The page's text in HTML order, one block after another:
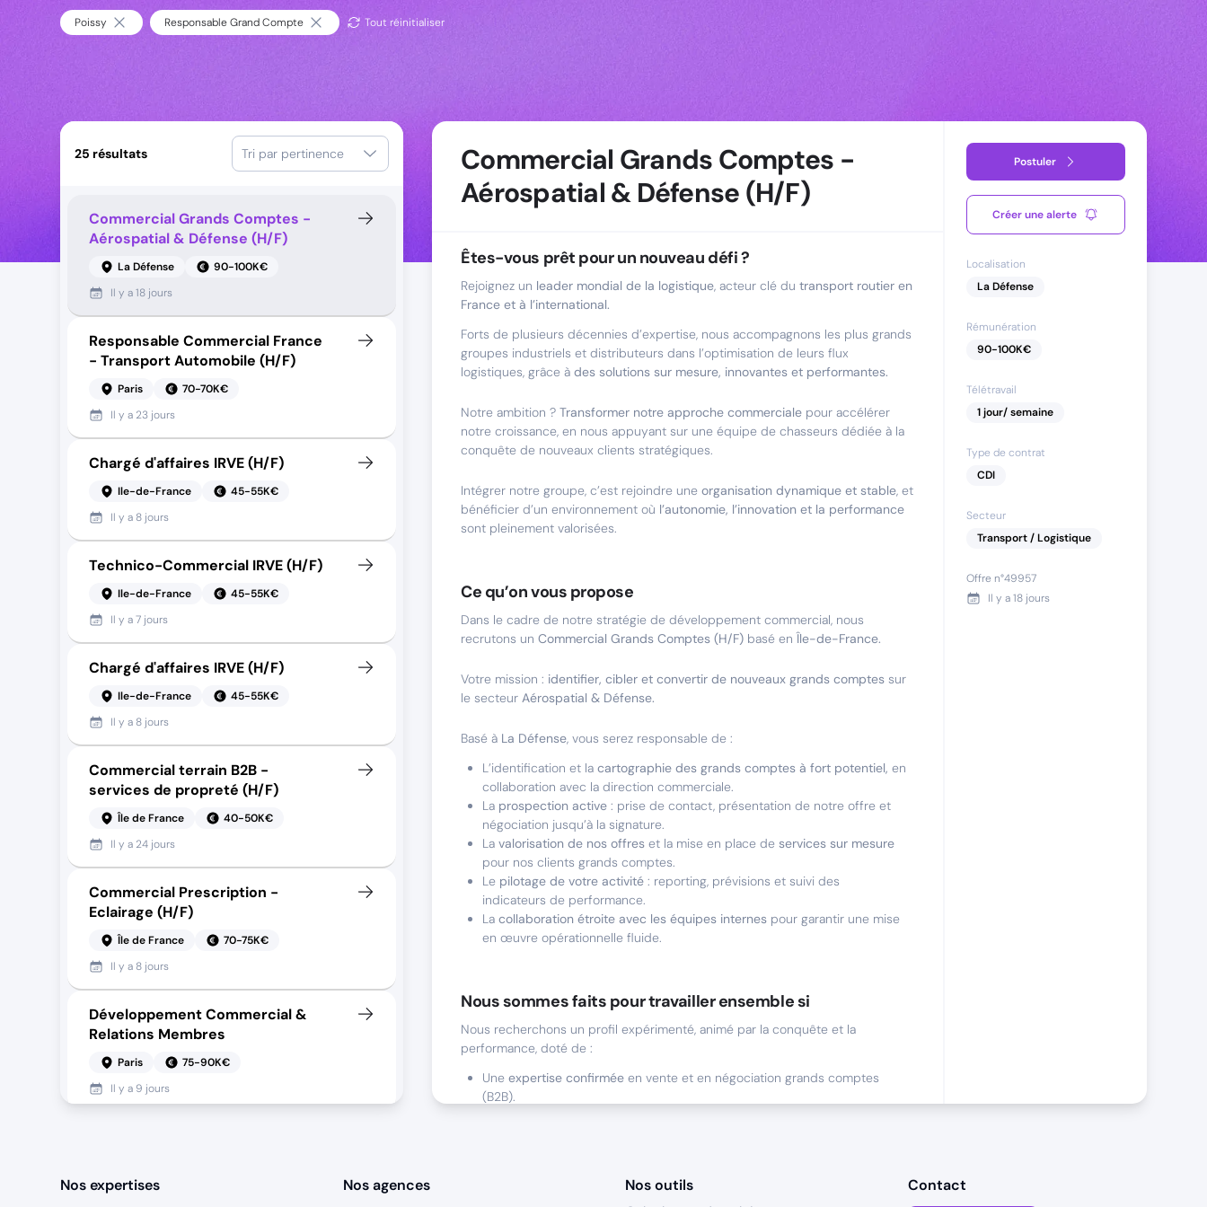
Poissy Responsable Grand Compte Tout réinitialiser
25 résultats Tri par pertinence
Commercial Grands Comptes -
Aérospatial & Défense (H/F)
La Défense
90-100K€
Il y a18 jours
Responsable Commercial France
- Transport Automobile (H/F)
Paris
70-70K€
Il y a 23 jours
Chargé d'affaires IRVE (H/F)
Ile-de-France
45-55K€
Il y a 8 jours
Technico-Commercial IRVE (H/F)
Ile-de-France
45-55K€
Il y a7 jours
Chargé d'affaires IRVE (H/F)
Ile-de-France
45-55K€
Il y a 8 jours
Commercial terrain B2B -
services de propreté (H/F)
Île de France
40-50K€
Il y a 24 jours
Commercial Prescription -
Eclairage (H/F)
Île de France
70-75K€
Il y a 8 jours
Développement Commercial &
Relations Membres
Paris
75-90K€
Il y a 9 jours
Paris
Commercial Grands Comptes -
Aérospatial & Défense (H/F)
Êtes-vous prêt pour un nouveau défi ?
Rejoignez un leader mondial de la logistique, acteur clé du transport routier en
France et à l’international.
Forts de plusieurs décennies d’expertise, nous accompagnons les plus grands
groupes industriels et distributeurs dans l’optimisation de leurs flux
logistiques, grâce à des solutions sur mesure, innovantes et performantes.
Notre ambition ? Transformer notre approche commerciale pour accélérer
notre croissance, en nous appuyant sur une équipe de chasseurs dédiée à la
conquête de nouveaux clients stratégiques.
Intégrer notre groupe, c’est rejoindre une organisation dynamique et stable, et
bénéficier d’un environnement où l’autonomie, l’innovation et la performance
sont pleinement valorisées.
Ce qu’on vous propose
Dans le cadre de notre stratégie de développement commercial, nous
recrutons un Commercial Grands Comptes (H/F) basé en Île-de-France.
Votre mission : identifier, cibler et convertir de nouveaux grands comptes sur
le secteur Aérospatial & Défense.
Basé à La Défense, vous serez responsable de :
L’identification et la cartographie des grands comptes à fort potentiel, en
collaboration avec la direction commerciale.
La prospection active : prise de contact, présentation de notre offre et
négociation jusqu’à la signature.
La valorisation de nos offres et la mise en place de services sur mesure
pour nos clients grands comptes.
Le pilotage de votre activité : reporting, prévisions et suivi des
indicateurs de performance.
La collaboration étroite avec les équipes internes pour garantir une mise
en œuvre opérationnelle fluide.
Nous sommes faits pour travailler ensemble si
Nous recherchons un profil expérimenté, animé par la conquête et la
performance, doté de :
Une expertise confirmée en vente et en négociation grands comptes
(B2B).
: autonomie, réactivité, écoute active, assertivité et
Postuler
Créer une alerte
Localisation
La Défense
Rémunération
90-100K€
Télétravail
1 jour/ semaine
Type de contrat
CDI
Secteur
Transport / Logistique
Offre n°49957
Il y a18 jours
Nos expertises
Nos agences
Nos outils
Contact